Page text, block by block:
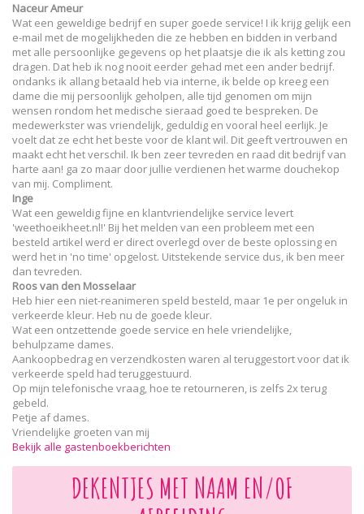
Naceur Ameur
Wat een geweldige bedrijf en super goede service! I ik krijg gelijk een
e-mail met de mogelijkheden die ze hebben en bidden in verband
met alle persoonlijke gegevens op het plaatsje die ik als ketting zou
dragen. Dat heb ik nog nooit eerder gehad met een ander bedrijf.
ondanks ik allang betaald heb via interne, ik belde op kreeg een
dame die mij persoonlijk geholpen, alle tijd genomen om mijn
wensen rondom het medische sieraad goed te bespreken. De
medewerkster was vriendelijk, geduldig en vooral heel eerlijk. Je
voelt dat ze echt het beste voor de klant wil. Dit geeft vertrouwen en
maakt echt het verschil. Ik ben zeer tevreden en raad dit bedrijf van
harte aan! ga zo maar door jullie verdienen het warme douchekop
van mij. Compliment.
Inge
Wat een geweldig fijne en klantvriendelijke service levert
'weethoeikheet.nl!' Bij het melden van een probleem met een
besteld artikel werd er direct overlegd over de beste oplossing en
werd het in 'no time' opgelost. Uitstekende service dus, ik ben meer
dan tevreden.
Roos van den Mosselaar
Heb hier een niet-reanimeren speld besteld, maar 1e per ongeluk in
verkeerde kleur. Heb nu de goede kleur.
Wat een ontzettende goede service en hele vriendelijke,
behulpzame dames.
Aankoopbedrag en verzendkosten waren al teruggestort voor dat ik
verkeerde speld had teruggestuurd.
Op mijn telefonische vraag, hoe te retourneren, is zelfs 2x terug
gebeld.
Petje af dames.
Vriendelijke groeten van mij
Bekijk alle gastenboekberichten
DEKENTJES MET NAAM EN/OF